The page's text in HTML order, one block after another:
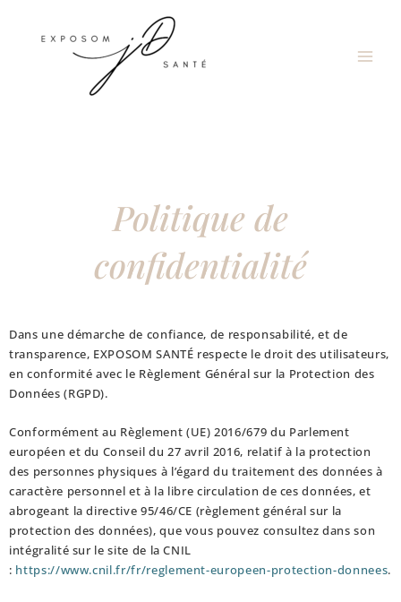
Politique de
confidentialité
Dans une démarche de confiance, de responsabilité, et de
transparence, EXPOSOM SANTÉ respecte le droit des utilisateurs,
en conformité avec le Règlement Général sur la Protection des
Données (RGPD).
Conformément au Règlement (UE) 2016/679 du Parlement
européen et du Conseil du 27 avril 2016, relatif à la protection
des personnes physiques à l’égard du traitement des données à
caractère personnel et à la libre circulation de ces données, et
abrogeant la directive 95/46/CE (règlement général sur la
protection des données), que vous pouvez consultez dans son
intégralité sur le site de la CNIL
: https://www.cnil.fr/fr/reglement-europeen-protection-donnees.